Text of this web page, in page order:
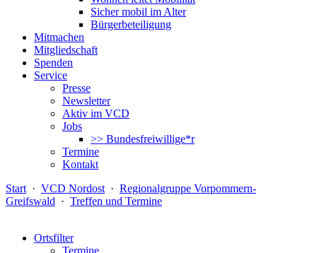
Sicher mobil im Alter
Bürgerbeteiligung
Mitmachen
Mitgliedschaft
Spenden
Service
Presse
Newsletter
Aktiv im VCD
Jobs
>> Bundesfreiwillige*r
Termine
Kontakt
Start · VCD Nordost · Regionalgruppe Vorpommern-
Greifswald · Treffen und Termine
Ortsfilter
Termine